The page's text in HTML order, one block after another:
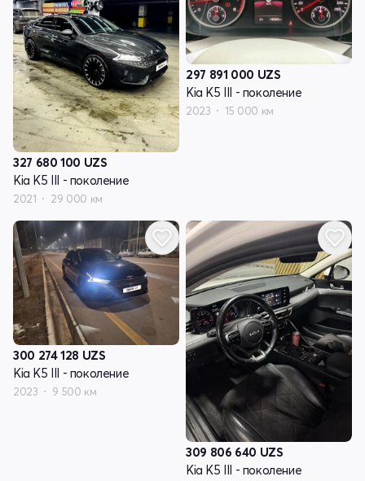
327 680 100 UZS
Kia K5 III - поколение
2021 29 000 км
297 891 000 UZS
Kia K5 III - поколение
2023 15 000 км
300 274 128 UZS
Kia K5 III - поколение
2023 9 500 км
309 806 640 UZS
Kia K5 III - поколение